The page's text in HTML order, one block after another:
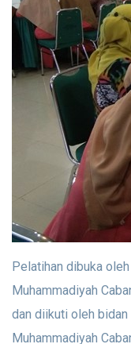
Pelatihan dibuka
Muhammadiyah
dan diikuti oleh bidan
Muhammadiyah